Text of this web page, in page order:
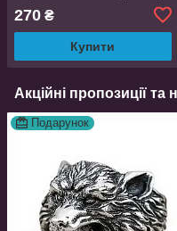
270 ₴
Купити
Акційні пропозиції та
Подарунок